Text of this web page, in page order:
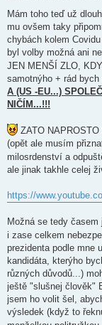
í
p
ě
v
e
k
Mám toho teď už
mu ovšem taky
chybách kolem
byl volby možná ani
JEN MENŠÍ ZLO,
samotnýho + rád
A (US -EU...)
NIČÍM...!!!
ZATO
(opět ale musím
milosrdenství a
ale jinak takhle celej
https://
Možná se tedy
i zase celkem
prezidenta podle mne
kandidáta, kterýho
různých důvodů...)
ještě "slušnej člověk"
jsem ho volit šel,
výsledek (když to